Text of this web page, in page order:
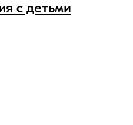
с детьми